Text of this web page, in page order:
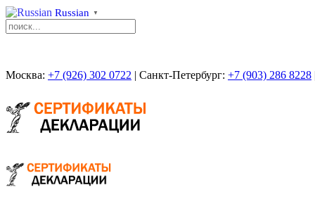
Russian ▼
Москва: +7 (926) 302 0722 | Санкт-Петербург: +7 (903) 286 8228